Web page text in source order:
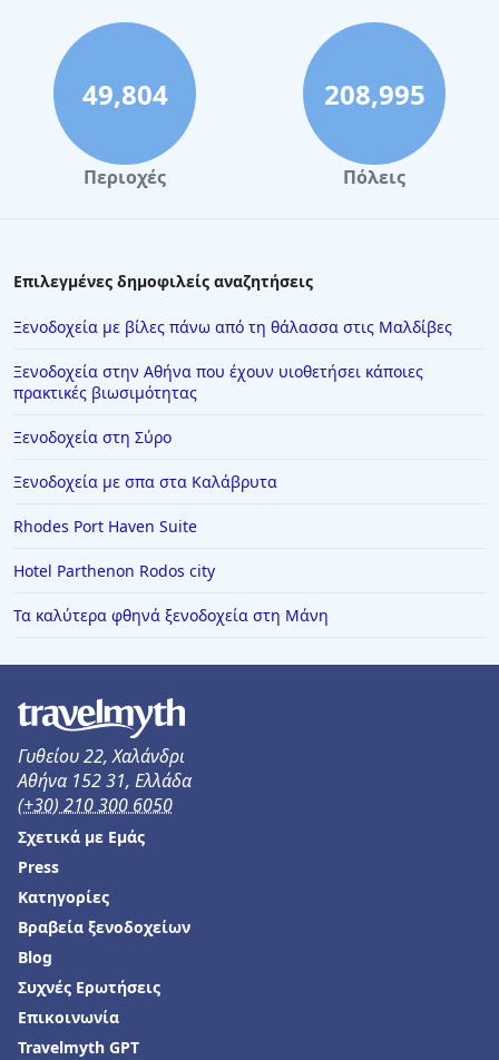
49,804
Περιοχές
208,995
Πόλεις
Επιλεγμένες δημοφιλείς αναζητήσεις
Ξενοδοχεία με βίλες πάνω από τη θάλασσα στις Μαλδίβες
Ξενοδοχεία στην Αθήνα που έχουν υιοθετήσει κάποιες
πρακτικές βιωσιμότητας
Ξενοδοχεία στη Σύρο
Ξενοδοχεία με σπα στα Καλάβρυτα
Rhodes Port Haven Suite
Hotel Parthenon Rodos city
Τα καλύτερα φθηνά ξενοδοχεία στη Μάνη
Γυθείου 22, Χαλάνδρι
Αθήνα 152 31, Ελλάδα
(+30) 210 300 6050
Σχετικά με Εμάς
Press
Κατηγορίες
Βραβεία ξενοδοχείων
Blog
Συχνές Ερωτήσεις
Επικοινωνία
Travelmyth GPT